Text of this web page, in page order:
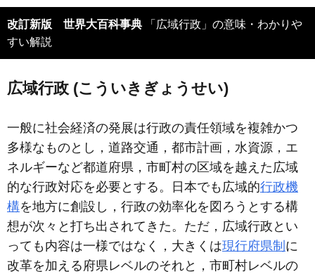
改訂新版 世界大百科事典 「広域行政」の意味・わかりや
すい解説
広域行政 (こういきぎょうせい)
一般に社会経済の発展は行政の責任領域を複雑かつ
多様なものとし，道路交通，都市計画，水資源，エ
ネルギーなど都道府県，市町村の区域を越えた広域
的な行政対応を必要とする。日本でも広域的行政機
構を地方に創設し，行政の効率化を図ろうとする構
想が次々と打ち出されてきた。ただ，広域行政とい
っても内容は一様ではなく，大きくは現行府県制 に
改革を加える府県レベルのそれと，市町村レベルの